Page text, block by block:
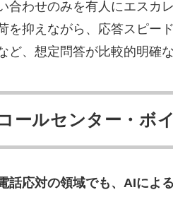
AI顧客対応はどの規
導入にかかる期間と
まとめ
合わせのみを有人にエスカ
を抑えながら、応答スピー
ど、想定問答が比較的明確
ールセンター・ボ
話応対の領域でも、AIによ